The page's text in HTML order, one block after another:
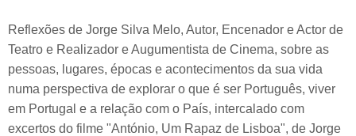
Reflexões de Jorge Silva Melo, Autor, Encenador e Actor de
Teatro e Realizador e Augumentista de Cinema, sobre as
pessoas, lugares, épocas e acontecimentos da sua vida
numa perspectiva de explorar o que é ser Português, viver
em Portugal e a relação com o País, intercalado com
excertos do filme "António, Um Rapaz de Lisboa", de Jorge